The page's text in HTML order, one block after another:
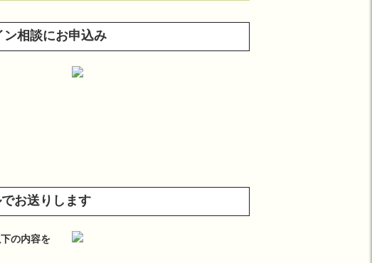
ン相談にお申込み
お送りします
の内容を